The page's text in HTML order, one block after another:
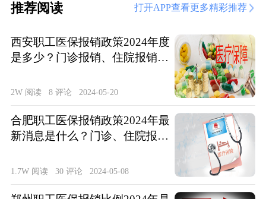
推荐阅读 打开APP查看更多精彩推荐
西安职工医保报销政策2024年度
是多少？门诊报销、住院报销政
2W 阅读 8 评论 2024-05-20
合肥职工医保报销政策2024年最
新消息是什么？门诊、住院报销
1.7W 阅读 30 评论 2024-05-08